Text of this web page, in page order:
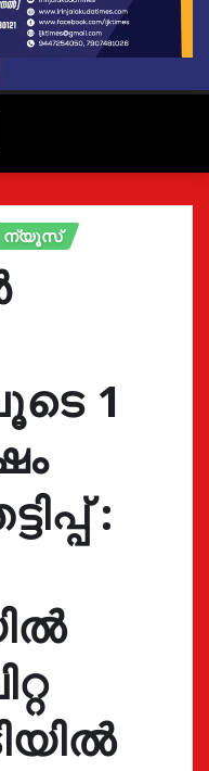
ന്യൂസ്
1
: